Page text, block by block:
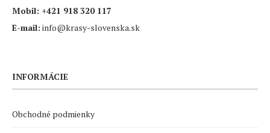
Mobil: +421 918 320 117
E-mail: info@krasy-slovenska.sk
INFORMÁCIE
Obchodné podmienky